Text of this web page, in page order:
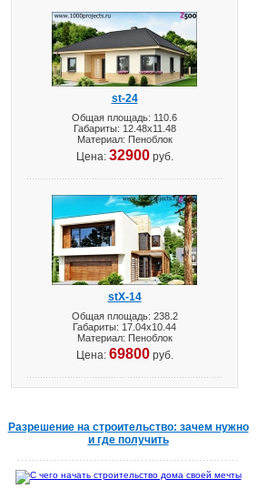
st-24
Общая площадь: 110.6
Габариты: 12.48х11.48
Материал: Пеноблок
Цена: 32900руб.
stX-14
Общая площадь: 238.2
Габариты: 17.04х10.44
Материал: Пеноблок
Цена: 69800руб.
Разрешение на строительство: зачем нужно
и где получить